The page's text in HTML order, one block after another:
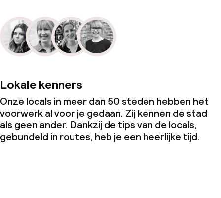
Lokale kenners
Onze locals in meer dan 50 steden hebben het
voorwerk al voor je gedaan. Zij kennen de stad
als geen ander. Dankzij de tips van de locals,
gebundeld in routes, heb je een heerlijke tijd.